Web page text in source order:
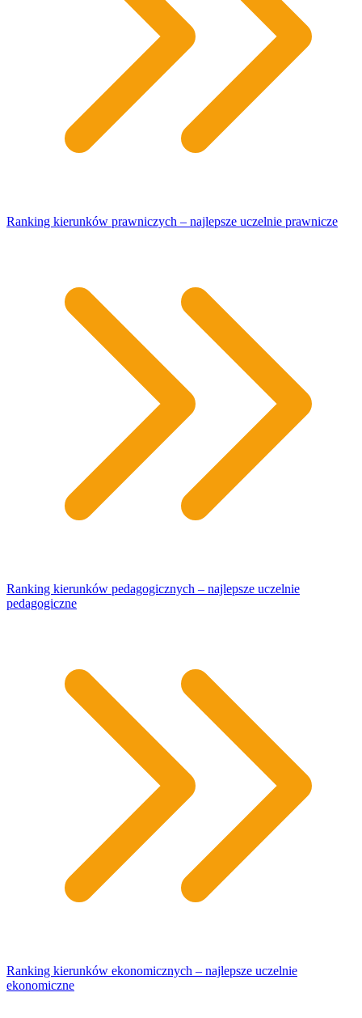
Ranking kierunków prawniczych – najlepsze uczelnie prawnicze
Ranking kierunków pedagogicznych – najlepsze uczelnie
pedagogiczne
Ranking kierunków ekonomicznych – najlepsze uczelnie
ekonomiczne